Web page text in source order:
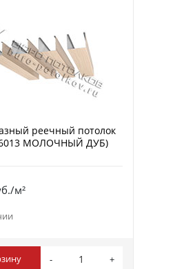
реечный потолок
МОЛОЧНЫЙ ДУБ)
м²